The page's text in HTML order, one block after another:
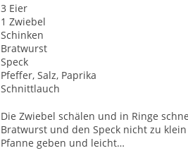
3 Eier
1 Zwiebel
Schinken
Bratwurst
Speck
Pfeffer, Salz, Paprika
Schnittlauch
Die Zwiebel schälen und in Ringe
Bratwurst und den Speck nicht zu
Pfanne geben und leicht…